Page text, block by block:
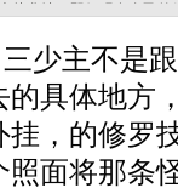
活动的声音都没了，思
少主不是
具体地方
，的修罗
面将那条